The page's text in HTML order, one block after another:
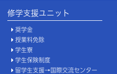
修学支援ユニット
奨学金
授業料免除
学生寮
学生保険制度
留学生支援→国際交流センター